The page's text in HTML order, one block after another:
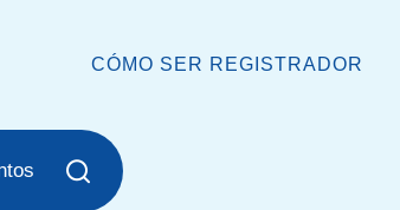
CÓMO SER REGISTRADOR